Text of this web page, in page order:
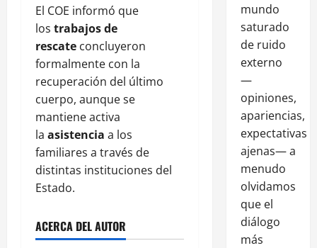
El COE informó que
los trabajos de
rescate concluyeron
formalmente con la
recuperación del último
cuerpo, aunque se
mantiene activa
la asistencia a los
familiares a través de
distintas instituciones del
Estado.
ACERCA DEL AUTOR
mundo
saturado
de ruido
externo
—
opiniones,
apariencias,
expectativas
ajenas— a
menudo
olvidamos
que el
diálogo
más